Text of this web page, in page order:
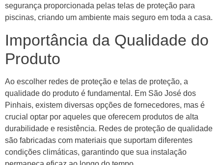
segurança proporcionada pelas telas de proteção para
piscinas, criando um ambiente mais seguro em toda a casa.
Importância da Qualidade do
Produto
Ao escolher redes de proteção e telas de proteção, a
qualidade do produto é fundamental. Em São José dos
Pinhais, existem diversas opções de fornecedores, mas é
crucial optar por aqueles que oferecem produtos de alta
durabilidade e resistência. Redes de proteção de qualidade
são fabricadas com materiais que suportam diferentes
condições climáticas, garantindo que sua instalação